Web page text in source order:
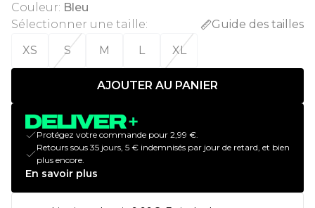
Couleur: Bleu
Sélectionner une taille:
Guide des tailles
XS
S M L XL
AJOUTER AU PANIER
Protégez votre commande pour 2,99 €.
Retours sous 35 jours, 5 € indemnisés par jour de retard, et bien
plus encore.
En savoir plus